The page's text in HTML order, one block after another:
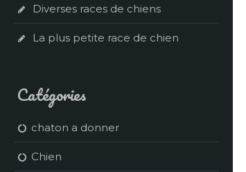
Diverses races de chiens
La plus petite race de chien
Catégories
chaton a donner
Chien